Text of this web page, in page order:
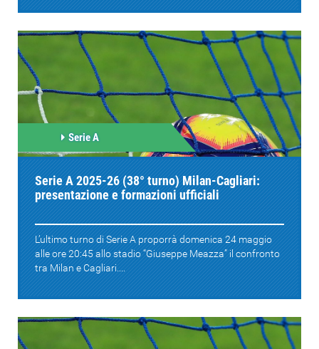
Serie A
Serie A 2025-26 (38° turno) Milan-Cagliari:
presentazione e formazioni ufficiali
L’ultimo turno di Serie A proporrà domenica 24 maggio
alle ore 20:45 allo stadio “Giuseppe Meazza” il confronto
tra Milan e Cagliari....